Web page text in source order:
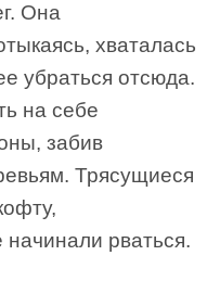
Она
хваталась
убраться отсюда.
на себе
забив
Трясущиеся
начинали рваться.